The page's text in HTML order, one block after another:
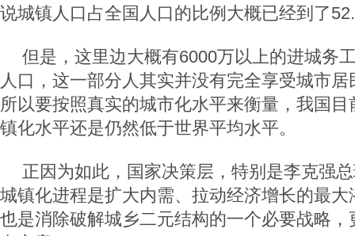
说城镇人口占全国人口的比例大概已经到了
但是，这里边大概有6000万以上的进城务
人口，这一部分人其实并没有完全享受城市
所以要按照真实的城市化水平来衡量，我国
镇化水平还是仍然低于世界平均水平。
正因为如此，国家决策层，特别是李克强
城镇化进程是扩大内需、拉动经济增长的最
也是消除破解城乡二元结构的一个必要战略